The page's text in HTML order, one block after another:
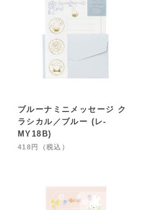
ブルーナミニメッセージ ク
ラシカル／ブルー (レ-
MY18B)
418円（税込）